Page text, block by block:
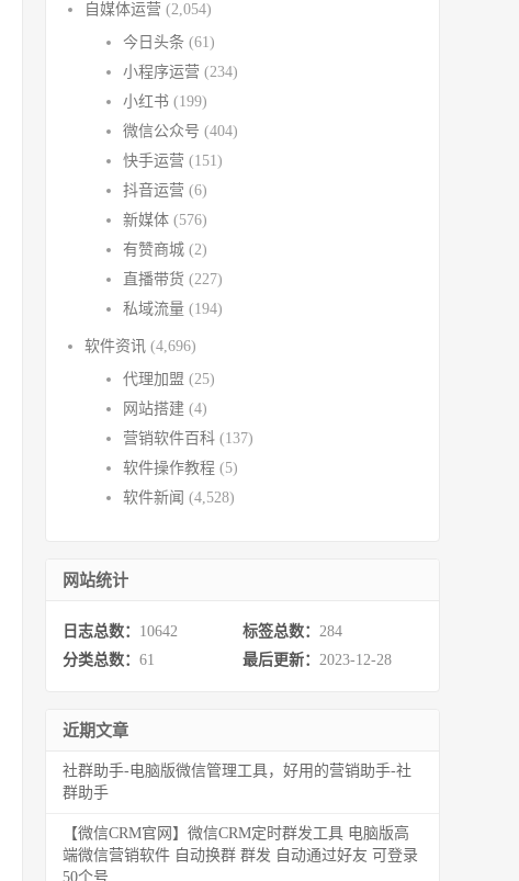
自媒体运营 (2,054)
今日头条 (61)
小程序运营 (234)
小红书 (199)
微信公众号 (404)
快手运营 (151)
抖音运营 (6)
新媒体 (576)
有赞商城 (2)
直播带货 (227)
私域流量 (194)
软件资讯 (4,696)
代理加盟 (25)
网站搭建 (4)
营销软件百科 (137)
软件操作教程 (5)
软件新闻 (4,528)
网站统计
日志总数： 10642 标签总数： 284
分类总数： 61 最后更新： 2023-12-28
近期文章
社群助手-电脑版微信管理工具，好用的营销助手-社
群助手
【微信CRM官网】微信CRM定时群发工具 电脑版高
端微信营销软件 自动换群 群发 自动通过好友 可登录
50个号